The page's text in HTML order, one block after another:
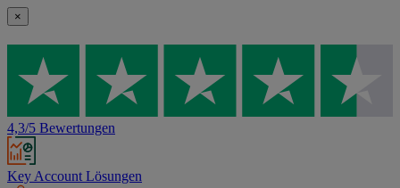
×
4,3/5 Bewertungen
Key Account Lösungen